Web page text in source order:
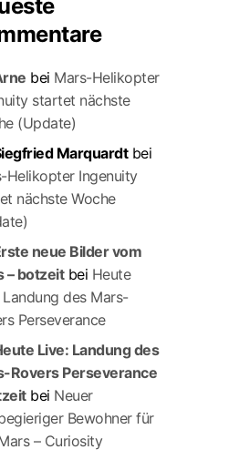
bei Mars-Helikopter
startet nächste
(Update)
Marquardtbei
Helikopter Ingenuity
nächste Woche
neue Bilder vom
– botzeitbei Heute
Landung des Mars-
Perseverance
Live: Landung des
Rovers Perseverance
bei Neuer
Bewohner für
– Curiosity